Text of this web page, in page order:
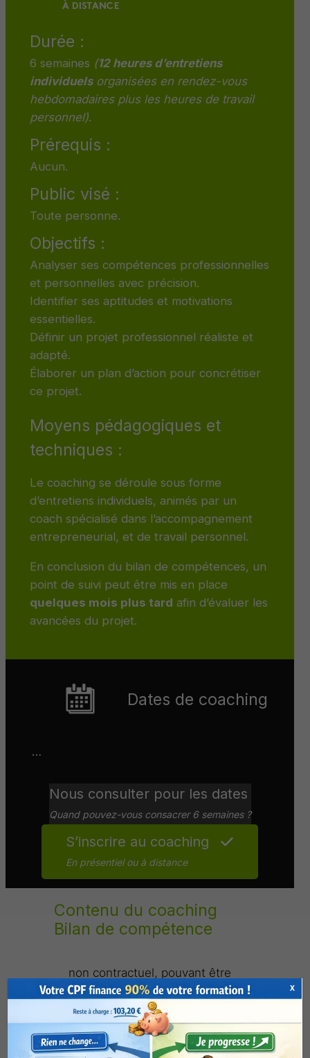
Durée :
6 semaines (12 heures d’entretiens
individuelsorganisées en rendez-vous
hebdomadaires plus les heures de travail
personnel).
Prérequis :
Aucun.
Public visé :
Toute personne.
Objectifs :
Analyser ses compétences professionnelles
et personnelles avec précision.
Identifier ses aptitudes et motivations
essentielles.
Définir un projet professionnel réaliste et
adapté.
Élaborer un plan d’action pour concrétiser
ce projet.
Moyens pédagogiques et
techniques :
Le coaching se déroule sous forme
d’entretiens individuels, animés par un
coach spécialisé dans l’accompagnement
entrepreneurial, et de travail personnel.
En conclusion du bilan de compétences, un
point de suivi peut être mis en place
quelques mois plus tard afin d’évaluer les
avancées du projet.
Dates de coaching
…
Nous consulter pour les dates
Quand pouvez-vous consacrer 6 semaines ?
S’inscrire au coaching
En présentiel ou à distance
Contenu du coaching
Bilan de compétence
non contractuel, pouvant être
modifié sans préavis pour raison
d’évolution et d’adaptation
X